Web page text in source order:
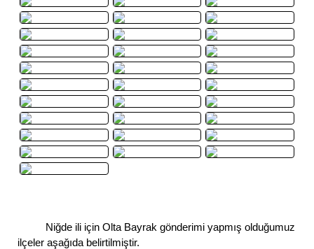
Niğde ili için Olta Bayrak gönderimi yapmış olduğumuz
ilçeler aşağıda belirtilmiştir.